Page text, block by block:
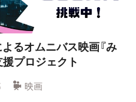
るオムニバス映画『み
援プロジェクト
映画